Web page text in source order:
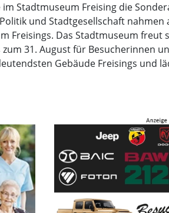
Stadtmuseum Freising die
und Stadtgesellschaft
Freisings. Das Stadtmuseum freut
31. August für Besucherinnen
Gebäude Freisings und